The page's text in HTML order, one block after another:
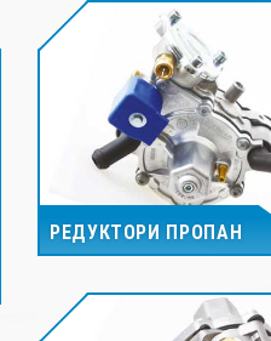
РЕДУКТОРИ ПРОПАН